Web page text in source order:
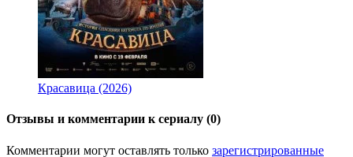
Красавица (2026)
Отзывы и комментарии к сериалу (0)
Комментарии могут оставлять только зарегистрированные